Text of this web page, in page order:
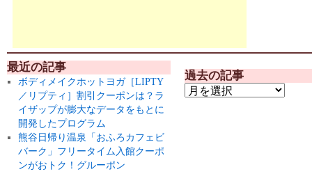
最近の記事
ボディメイクホットヨガ［LIPTY
／リプティ］割引クーポンは？ラ
イザップが膨大なデータをもとに
開発したプログラム
熊谷日帰り温泉「おふろカフェビ
バーク」フリータイム入館クーポ
ンがおトク！グルーポン
過去の記事